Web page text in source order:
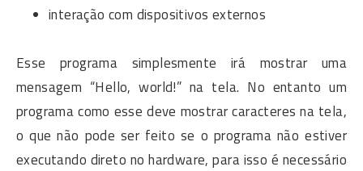
interação com dispositivos externos
Esse programa simplesmente irá mostrar uma
mensagem “Hello, world!” na tela. No entanto um
programa como esse deve mostrar caracteres na tela,
o que não pode ser feito se o programa não estiver
executando direto no hardware, para isso é necessário